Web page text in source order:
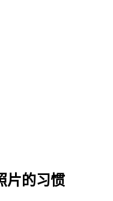
片的习惯